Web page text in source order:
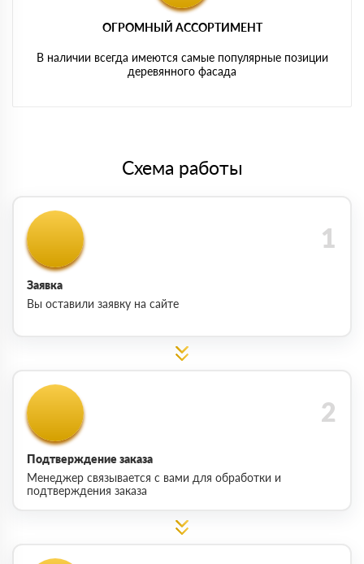
ОГРОМНЫЙ АССОРТИМЕНТ
В наличии всегда имеются самые популярные позиции
деревянного фасада
Схема работы
Заявка
Вы оставили заявку на сайте
Подтверждение заказа
Менеджер связывается с вами для обработки и
подтверждения заказа